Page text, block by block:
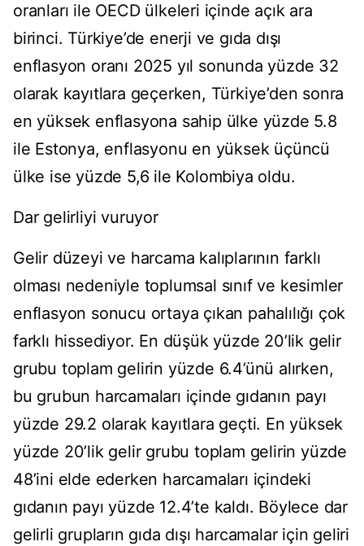
oranları ile OECD ülkeleri içinde açık ara
birinci. Türkiye’de enerji ve gıda dışı
enflasyon oranı 2025 yıl sonunda yüzde 32
olarak kayıtlara geçerken, Türkiye’den sonra
en yüksek enflasyona sahip ülke yüzde 5.8
ile Estonya, enflasyonu en yüksek üçüncü
ülke ise yüzde 5,6 ile Kolombiya oldu.
Dar gelirliyi vuruyor
Gelir düzeyi ve harcama kalıplarının farklı
olması nedeniyle toplumsal sınıf ve kesimler
enflasyon sonucu ortaya çıkan pahalılığı çok
farklı hissediyor. En düşük yüzde 20’lik gelir
grubu toplam gelirin yüzde 6.4’ünü alırken,
bu grubun harcamaları içinde gıdanın payı
yüzde 29.2 olarak kayıtlara geçti. En yüksek
yüzde 20’lik gelir grubu toplam gelirin yüzde
48’ini elde ederken harcamaları içindeki
gıdanın payı yüzde 12.4’te kaldı. Böylece dar
gelirli grupların gıda dışı harcamalar için geliri